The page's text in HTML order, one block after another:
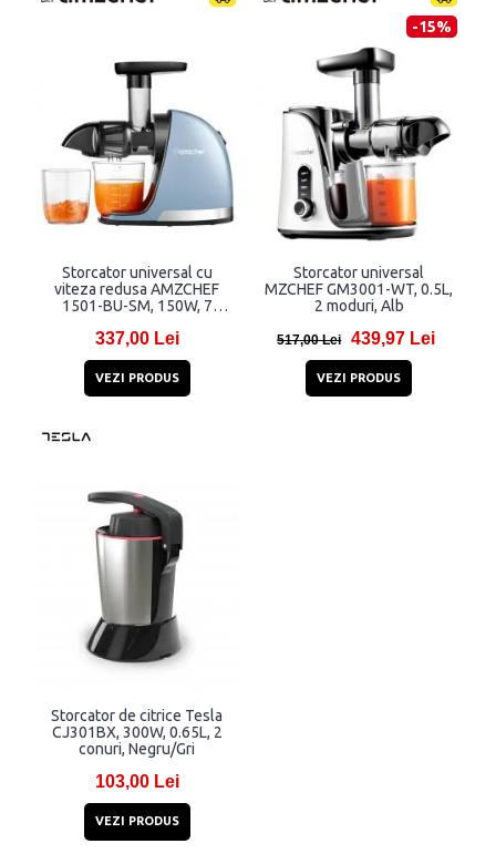
Storcator universal cu
viteza redusa AMZCHEF
1501-BU-SM, 150W, 7
337,00 Lei
VEZI PRODUS
-15%
Storcator universal
MZCHEF GM3001-WT, 0.5L,
2 moduri, Alb
517,00 Lei 439,97 Lei
VEZI PRODUS
Storcator de citrice Tesla
CJ301BX, 300W, 0.65L, 2
conuri, Negru/Gri
103,00 Lei
VEZI PRODUS